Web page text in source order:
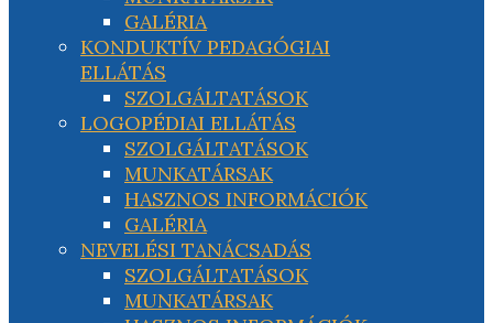
GALÉRIA
KONDUKTÍV PEDAGÓGIAI
ELLÁTÁS
SZOLGÁLTATÁSOK
LOGOPÉDIAI ELLÁTÁS
SZOLGÁLTATÁSOK
MUNKATÁRSAK
HASZNOS INFORMÁCIÓK
GALÉRIA
NEVELÉSI TANÁCSADÁS
SZOLGÁLTATÁSOK
MUNKATÁRSAK